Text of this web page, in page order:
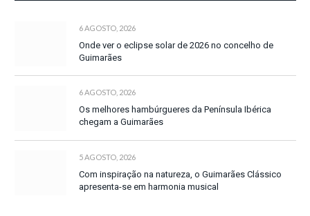
6 AGOSTO, 2026
Onde ver o eclipse solar de 2026 no concelho de
Guimarães
6 AGOSTO, 2026
Os melhores hambúrgueres da Península Ibérica
chegam a Guimarães
5 AGOSTO, 2026
Com inspiração na natureza, o Guimarães Clássico
apresenta-se em harmonia musical